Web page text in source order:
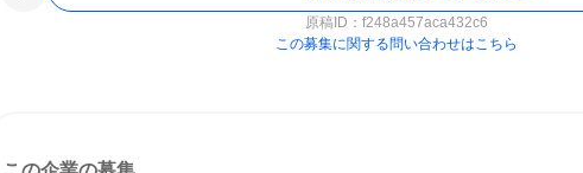
原稿ID： f248a457aca432c6
この募集に関する問い合わせはこちら